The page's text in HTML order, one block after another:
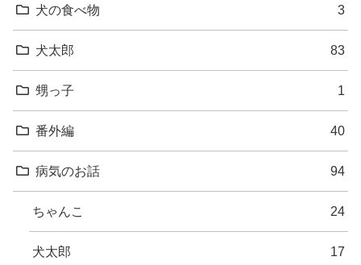
犬の食べ物 3
犬太郎 83
甥っ子 1
番外編 40
病気のお話 94
ちゃんこ 24
犬太郎 17